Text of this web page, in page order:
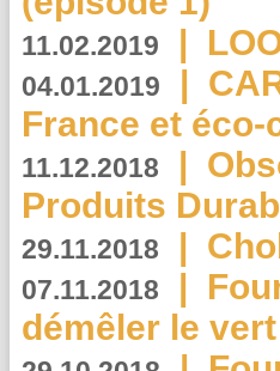
11.02.2019 |
04.01.2019 |
France et
11.12.2018 |
Produits
29.11.2018 |
07.11.2018 |
démêler le